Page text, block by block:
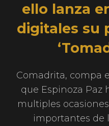
ello lanza
digitales su
Comadrita, compa
que Espinoza Paz
multiples
importantes de